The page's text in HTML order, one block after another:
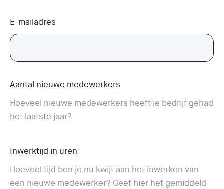
E-mailadres
Aantal nieuwe medewerkers
Hoeveel nieuwe medewerkers heeft je bedrijf gehad
het laatste jaar?
Inwerktijd in uren
Hoeveel tijd ben je nu kwijt aan het inwerken van
een nieuwe medewerker? Geef hier het gemiddeld